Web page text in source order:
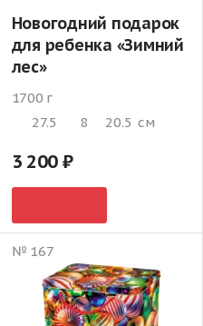
Новогодний подарок
для ребенка «Зимний
лес»
1700 г
27.5
8 20.5 см
3 200
№ 167